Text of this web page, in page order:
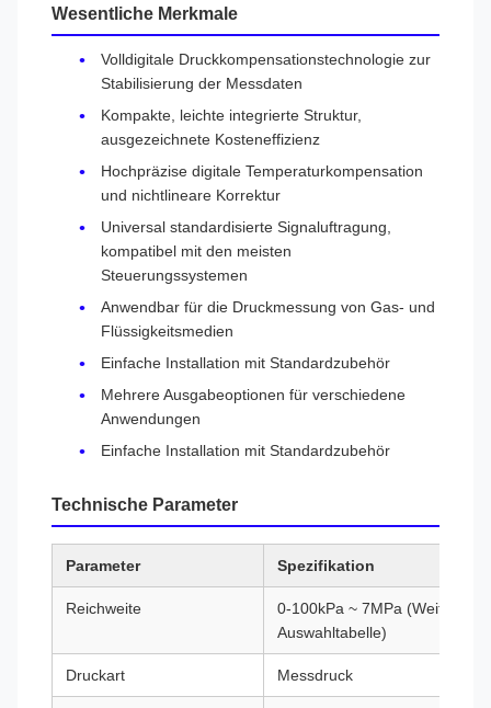
Wesentliche Merkmale
Volldigitale Druckkompensationstechnologie zur
Stabilisierung der Messdaten
Kompakte, leichte integrierte Struktur,
ausgezeichnete Kosteneffizienz
Hochpräzise digitale Temperaturkompensation
und nichtlineare Korrektur
Universal standardisierte Signaluftragung,
kompatibel mit den meisten
Steuerungssystemen
Anwendbar für die Druckmessung von Gas- und
Flüssigkeitsmedien
Einfache Installation mit Standardzubehör
Mehrere Ausgabeoptionen für verschiedene
Anwendungen
Einfache Installation mit Standardzubehör
Technische Parameter
Parameter Spezifikation
Reichweite
0-100kPa ~ 7MPa (Weitere
Auswahltabelle)
Druckart Messdruck